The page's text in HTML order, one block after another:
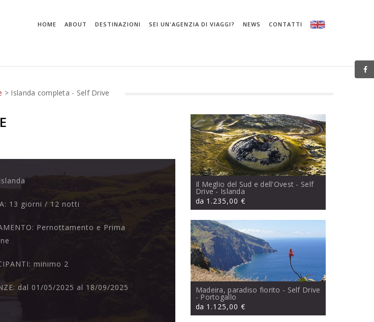
HOME ABOUT DESTINAZIONI SEI UN'AGENZIA DI VIAGGI? NEWS CONTATTI
> Islanda completa - Self Drive
Islanda
13 giorni / 12 notti
Pernottamento e Prima
minimo 2
dal 01/05/2025 al 18/09/2025
Il Meglio del Sud e dell'Ovest - Self
Drive- Islanda
da 1.235,00 €
Madeira, paradiso fiorito - Self Drive
- Portogallo
da 1.125,00 €